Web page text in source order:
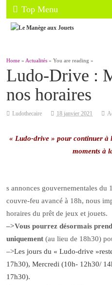
Top Menu
Home »Actualités » You are reading »
Ludo-Drive :
nos horaires
Ludothecaire 18 janvier 2021
« Ludo-drive » pour continuer à
moments à
s annonces gouvernementales
couvre-feu avancé à 18h, nous
horaires du prêt de jeux et jouets.
–>Vous pourrez désormais
uniquement (au lieu de 18h30)
–>Les jours du « Ludo-drive
17h30), Mercredi (10h- 12h30/
17h30).